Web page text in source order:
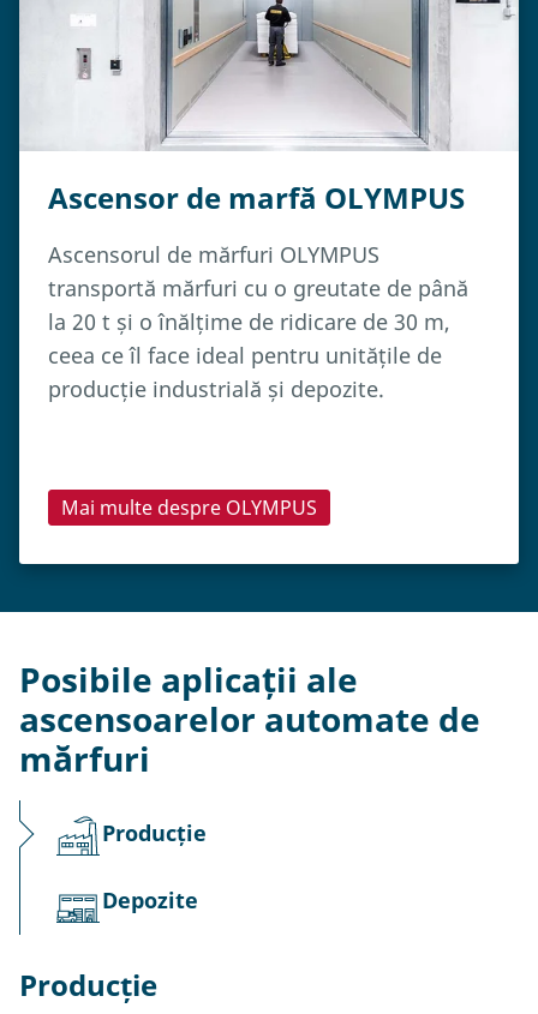
Ascensor de marfă OLYMPUS
Ascensorul de mărfuri OLYMPUS
transportă mărfuri cu o greutate de până
la 20 t și o înălțime de ridicare de 30 m,
ceea ce îl face ideal pentru unitățile de
producție industrială și depozite.
Mai multe despre OLYMPUS
Posibile aplicații ale
ascensoarelor automate de
mărfuri
Producție
Depozite
Producție